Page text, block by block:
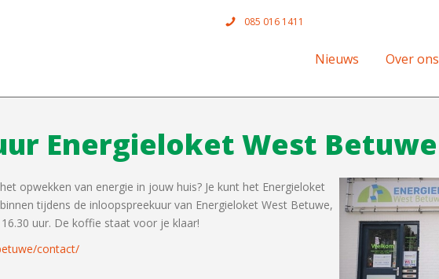
085 016 1411
Nieuws Over ons
Energieloket West Betuwe
opwekken van energie in jouw huis? Je kunt het Energieloket
tijdens de inloopspreekuur van Energieloket West Betuwe,
uur. De koffie staat voor je klaar!
contact/